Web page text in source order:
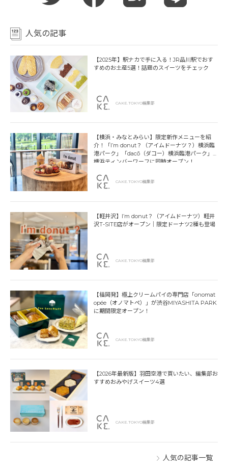
人気の記事
【2025年】駅ナカで手に入る！JR品川駅でおす
すめのお土産5選！話題のスイーツをチェック
CAKE.TOKYO編集部
【横浜・みなとみらい】限定新作メニューを紹
介！「I’m donut？（アイムドーナツ？）横浜臨
港パーク」「dacō（ダコー）横浜臨港パーク」
横浜ティンバーワーフに同時オープン！
CAKE.TOKYO編集部
【軽井沢】I’m donut？（アイムドーナツ）軽井
沢T-SITE店がオープン｜限定ドーナツ2種も登場
CAKE.TOKYO編集部
【福岡発】極上クリームパイの専門店「onomat
opée（オノマトペ）」が渋谷MIYASHITA PARK
に期間限定オープン！
CAKE.TOKYO編集部
【2026年最新版】羽田空港で買いたい、編集部お
すすめおみやげスイーツ4選
CAKE.TOKYO編集部
人気の記事一覧